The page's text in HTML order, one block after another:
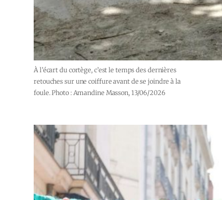
À l’écart du cortège, c’est le temps des dernières
retouches sur une coiffure avant de se joindre à la
foule. Photo : Amandine Masson, 13/06/2026